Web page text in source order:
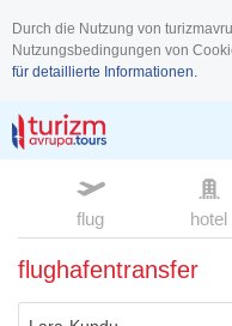
Durch die Nutzung von
Nutzungsbedingungen von
für detaillierte Informationen.
flug hotel
flughafentransfer